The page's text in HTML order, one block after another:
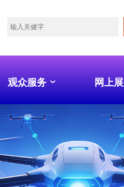
观众服务 网上